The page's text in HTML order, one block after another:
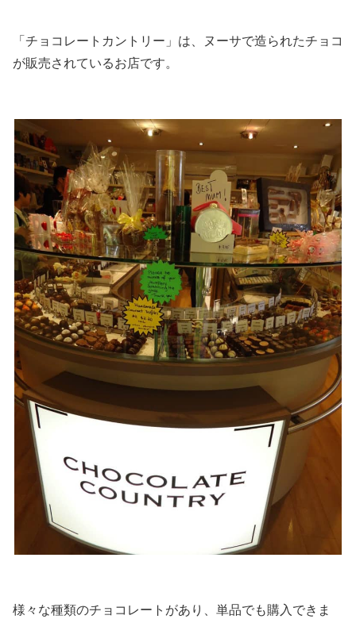
「チョコレートカントリー」は、ヌーサで造られたチョコ
が販売されているお店です。
様々な種類のチョコレートがあり、単品でも購入できま